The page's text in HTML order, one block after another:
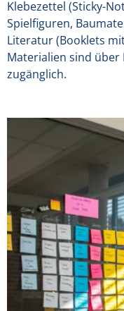
Klebezettel (Sticky-
Spielfiguren,
Literatur (Booklets
Materialien sind über
zugänglich.